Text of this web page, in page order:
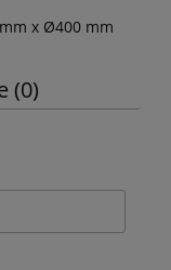
x Ø400 mm
(0)